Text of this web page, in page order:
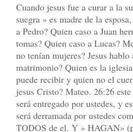
Cuando jesus fue a curar a la
suegra » es madre de la
a Pedro? Quien caso a Juan
tomas? Quien caso a Lucas?
no tenían mujeres? Jesus
matrimonio? Quien es la
puede recibir y quien no el
jesus Cristo? Mateo. 26:26
será entregado por ustedes, y
será derramada por ustedes
TODOS de el. Y » HAGAN»